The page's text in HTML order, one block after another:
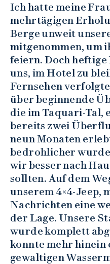
Ich hatte meine
mehrtägigen
Berge unweit
mitgenommen, um
feiern. Doch heftige
uns, im Hotel zu
Fernsehen
über beginnende
die im Taquari-Tal,
bereits zwei
neun Monaten
bedrohlicher
wir besser nach
sollten. Auf dem
unserem 4×4-Jeep,
Nachrichten eine
der Lage. Unsere
wurde komplett
konnte mehr hinein
gewaltigen